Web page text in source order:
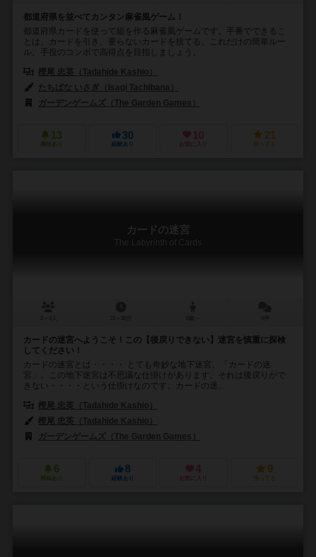
都道府県を並べてカンタン麻雀風ゲーム！
都道府県カードを使って組を作る麻雀風ゲームです。手番でできるこ
とは、カードを引き、要らないカードを捨てる、これだけの簡単ルー
ル。手役のコンボで高得点を目指しましょう。
樫尾 忠英（Tadahide Kashio）
たちばな いさぎ（Isagi Tachibana）
ガーデンゲームズ（The Garden Games）
13
興味あり
30
経験あり
10
お気に入り
21
持ってる
カードの迷宮
The Labyrinth of Cards
カードの迷宮へようこそ！この【後戻りできない】迷宮を慎重に探検
してください！
カードの迷宮とは・・・・ とても奇妙な地下迷宮、「カードの迷
宮」。この地下迷宮は不思議な仕掛けがあります。それは後戻りがで
きない・・・・という仕掛けなのです。カードの迷...
樫尾 忠英（Tadahide Kashio）
樫尾 忠英（Tadahide Kashio）
ガーデンゲームズ（The Garden Games）
6
興味あり
8
経験あり
4
お気に入り
9
持ってる